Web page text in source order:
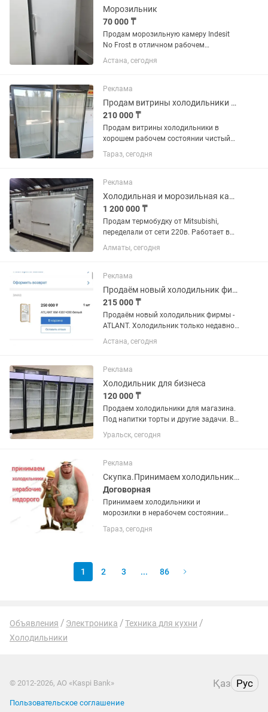
Производитель:...
Морозильник
70 000 ₸
Продам морозильную камеру Indesit
No Frost в отличном рабочем
состоянии. Полностью исправна,
хорошо морозит, работает тихо.
требуется. Чистая, без посторонних...
Астана, сегодня
Реклама
Продам витрины холодильники в хорошем рабочем состоянии чистый
210 000 ₸
Продам витрины холодильники в
хорошем рабочем состоянии чистый
цена за каждый по 250 тысяч
Тараз, сегодня
Реклама
Холодильная и морозильная камера
1 200 000 ₸
Продам термобудку от Mitsubishi,
переделали от сети 220в. Работает в
двух вариантах как плюсовой
холодильник и минусовой
Ауэзовский район, мкр.Достык. Выше
Кар сити....
Алматы, сегодня
Реклама
Продаём новый холодильник фирмы - ATLANT.
215 000 ₸
Продаём новый холодильник фирмы -
ATLANT. Холодильник только недавно
купили. Продаём, в связи с тем что не
подошёл по размеру. Холодильник
установки в кухонный...
Астана, сегодня
Реклама
Холодильник для бизнеса
120 000 ₸
Продаем холодильники для магазина.
Под напитки торты и другие задачи. В
отличном состоянии. В заправке не
нуждаются. Полки полный комплект.
Температура хранения +4...
Уральск, сегодня
Реклама
Скупка.Принимаем холодильники и морозилки в нерабочем состоянии недорого
Договорная
Принимаем холодильники и
морозилки в нерабочем состоянии
присылать . Поможем вынести старую
Тараз, сегодня
1 2 3 ... 86
Объявления Электроника
Техника для кухни
Холодильники
© 2012-2026, АО «Kaspi Bank» Қаз Рус
Пользовательское соглашение